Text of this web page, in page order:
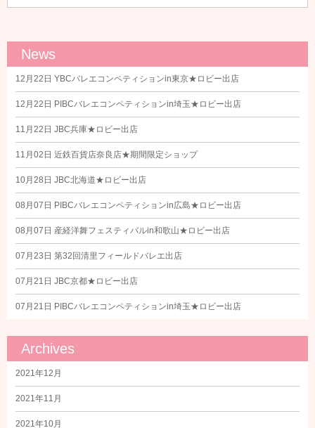
News
12月22日 YBCバレエコンペティションin東京★ロビー出店
12月22日 PIBCバレエコンペティションin埼玉★ロビー出店
11月22日 JBC兵庫★ロビー出店
11月02日 近鉄百貨店奈良店★期間限定ショップ
10月28日 JBC北海道★ロビー出店
08月07日 PIBCバレエコンペティションin広島★ロビー出店
08月07日 産経洋舞フェスティバルin和歌山★ロビー出店
07月23日 第32回清里フィールドバレエ出店
07月21日 JBC京都★ロビー出店
07月21日 PIBCバレエコンペティションin埼玉★ロビー出店
Archives
2021年12月
2021年11月
2021年10月